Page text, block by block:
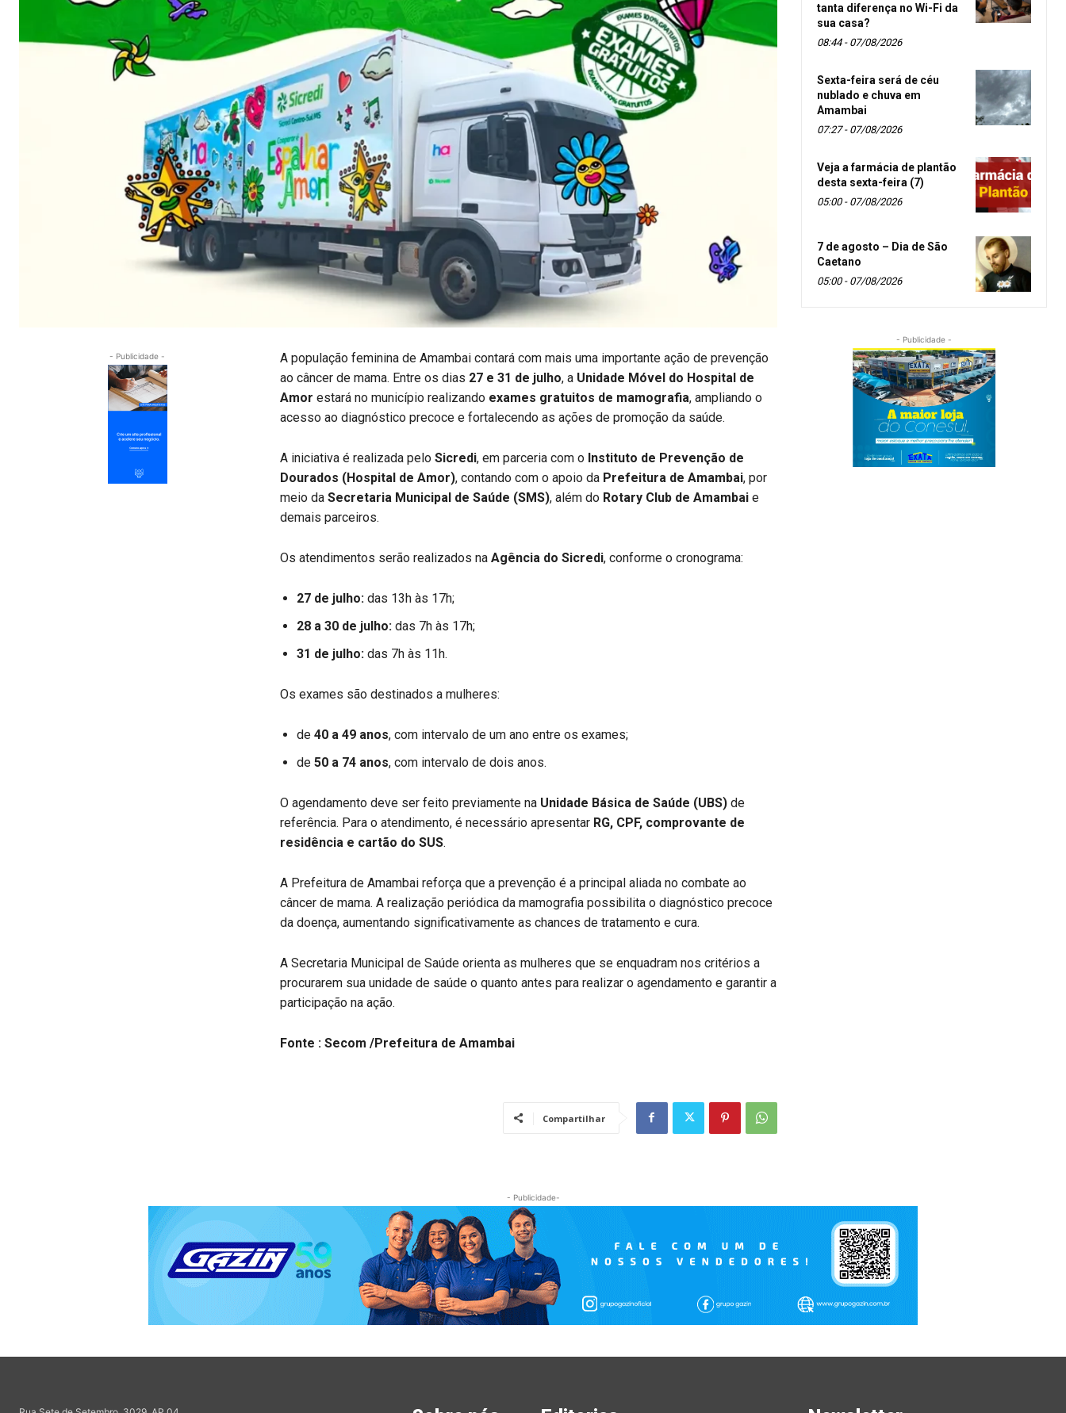
- Publicidade -
A população feminina de Amambai contará com mais uma importante ação de prevenção
ao câncer de mama. Entre os dias 27 e 31 de julho, a Unidade Móvel do Hospital de
Amor estará no município realizando exames gratuitos de mamografia, ampliando o
acesso ao diagnóstico precoce e fortalecendo as ações de promoção da saúde.
A iniciativa é realizada pelo Sicredi, em parceria com o Instituto de Prevenção de
Dourados (Hospital de Amor), contando com o apoio da Prefeitura de Amambai, por
meio da Secretaria Municipal de Saúde (SMS), além do Rotary Club de Amambaie
demais parceiros.
Os atendimentos serão realizados na Agência do Sicredi, conforme o cronograma:
27 de julho:das 13h às 17h;
28 a 30 de julho:das 7h às 17h;
31 de julho:das 7h às 11h.
Os exames são destinados a mulheres:
de 40 a 49 anos, com intervalo de um ano entre os exames;
de 50 a 74 anos, com intervalo de dois anos.
O agendamento deve ser feito previamente na Unidade Básica de Saúde (UBS)de
referência. Para o atendimento, é necessário apresentar RG, CPF, comprovante de
residência e cartão do SUS.
A Prefeitura de Amambai reforça que a prevenção é a principal aliada no combate ao
câncer de mama. A realização periódica da mamografia possibilita o diagnóstico precoce
da doença, aumentando significativamente as chances de tratamento e cura.
A Secretaria Municipal de Saúde orienta as mulheres que se enquadram nos critérios a
procurarem sua unidade de saúde o quanto antes para realizar o agendamento e garantir a
participação na ação.
Fonte : Secom /Prefeitura de Amambai
Compartilhar
tanta diferença no Wi-Fi da
sua casa?
08:44 - 07/08/2026
Sexta-feira será de céu
nublado e chuva em
Amambai
07:27 - 07/08/2026
Veja a farmácia de plantão
desta sexta-feira (7)
05:00 - 07/08/2026
7 de agosto – Dia de São
Caetano
05:00 - 07/08/2026
- Publicidade -
- Publicidade-